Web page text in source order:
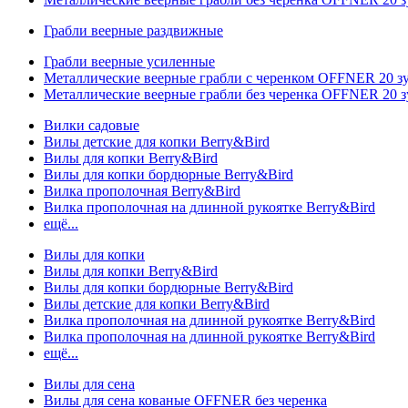
Грабли веерные раздвижные
Грабли веерные усиленные
Металлические веерные грабли с черенком OFFNER 20
Металлические веерные грабли без черенка OFFNER 20
Вилки садовые
Вилы детские для копки Berry&Bird
Вилы для копки Berry&Bird
Вилы для копки бордюрные Berry&Bird
Вилка прополочная Berry&Bird
Вилка прополочная на длинной рукоятке Berry&Bird
ещё...
Вилы для копки
Вилы для копки Berry&Bird
Вилы для копки бордюрные Berry&Bird
Вилы детские для копки Berry&Bird
Вилка прополочная на длинной рукоятке Berry&Bird
Вилка прополочная на длинной рукоятке Berry&Bird
ещё...
Вилы для сена
Вилы для сена кованые OFFNER без черенка